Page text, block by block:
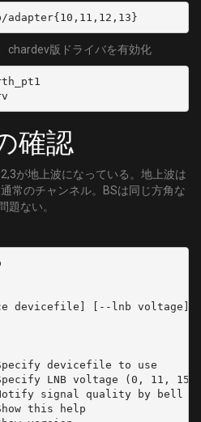
adapter{10,11,12,13}
chardev版ドライバを有効化
確認
が地上波になっている。地上波は
常のチャンネル。BSは同じ方角な
題ない。
devicefile] [--lnb voltage]
devicefile to use
LNB voltage (0, 11, 15)
signal quality by bell
this help